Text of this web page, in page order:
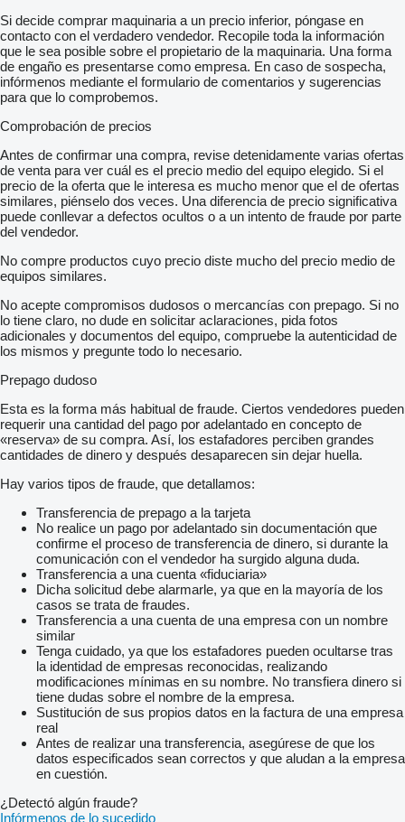
Si decide comprar maquinaria a un precio inferior, póngase en
contacto con el verdadero vendedor. Recopile toda la información
que le sea posible sobre el propietario de la maquinaria. Una forma
de engaño es presentarse como empresa. En caso de sospecha,
infórmenos mediante el formulario de comentarios y sugerencias
para que lo comprobemos.
Comprobación de precios
Antes de confirmar una compra, revise detenidamente varias ofertas
de venta para ver cuál es el precio medio del equipo elegido. Si el
precio de la oferta que le interesa es mucho menor que el de ofertas
similares, piénselo dos veces. Una diferencia de precio significativa
puede conllevar a defectos ocultos o a un intento de fraude por parte
del vendedor.
No compre productos cuyo precio diste mucho del precio medio de
equipos similares.
No acepte compromisos dudosos o mercancías con prepago. Si no
lo tiene claro, no dude en solicitar aclaraciones, pida fotos
adicionales y documentos del equipo, compruebe la autenticidad de
los mismos y pregunte todo lo necesario.
Prepago dudoso
Esta es la forma más habitual de fraude. Ciertos vendedores pueden
requerir una cantidad del pago por adelantado en concepto de
«reserva» de su compra. Así, los estafadores perciben grandes
cantidades de dinero y después desaparecen sin dejar huella.
Hay varios tipos de fraude, que detallamos:
Transferencia de prepago a la tarjeta
No realice un pago por adelantado sin documentación que
confirme el proceso de transferencia de dinero, si durante la
comunicación con el vendedor ha surgido alguna duda.
Transferencia a una cuenta «fiduciaria»
Dicha solicitud debe alarmarle, ya que en la mayoría de los
casos se trata de fraudes.
Transferencia a una cuenta de una empresa con un nombre
similar
Tenga cuidado, ya que los estafadores pueden ocultarse tras
la identidad de empresas reconocidas, realizando
modificaciones mínimas en su nombre. No transfiera dinero si
tiene dudas sobre el nombre de la empresa.
Sustitución de sus propios datos en la factura de una empresa
real
Antes de realizar una transferencia, asegúrese de que los
datos especificados sean correctos y que aludan a la empresa
en cuestión.
¿Detectó algún fraude?
Infórmenos de lo sucedido